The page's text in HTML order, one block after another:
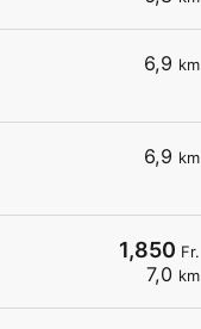
6,9 km
6,9 km
1,850 Fr.
7,0 km